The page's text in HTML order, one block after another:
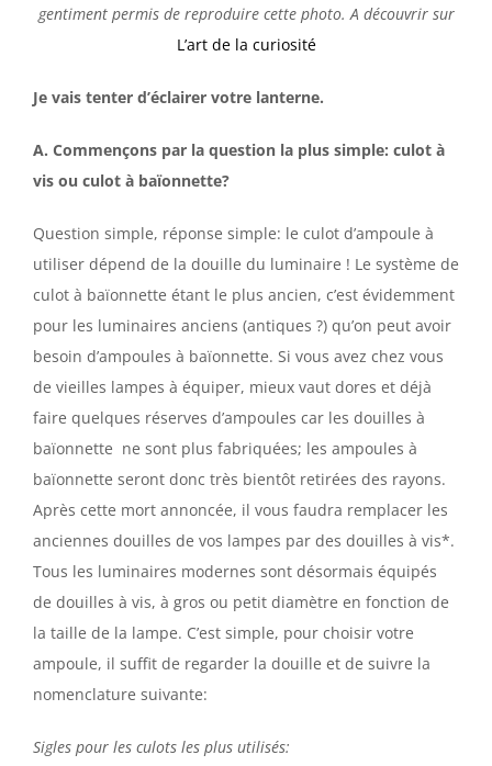
gentiment permis de reproduire cette photo. A découvrir sur
L’art de la curiosité
Je vais tenter d’éclairer votre lanterne.
A. Commençons par la question la plus simple: culot à
vis ou culot à baïonnette?
Question simple, réponse simple: le culot d’ampoule à
utiliser dépend de la douille du luminaire ! Le système de
culot à baïonnette étant le plus ancien, c’est évidemment
pour les luminaires anciens (antiques ?) qu’on peut avoir
besoin d’ampoules à baïonnette. Si vous avez chez vous
de vieilles lampes à équiper, mieux vaut dores et déjà
faire quelques réserves d’ampoules car les douilles à
baïonnette ne sont plus fabriquées; les ampoules à
baïonnette seront donc très bientôt retirées des rayons.
Après cette mort annoncée, il vous faudra remplacer les
anciennes douilles de vos lampes par des douilles à vis*.
Tous les luminaires modernes sont désormais équipés
de douilles à vis, à gros ou petit diamètre en fonction de
la taille de la lampe. C’est simple, pour choisir votre
ampoule, il suffit de regarder la douille et de suivre la
nomenclature suivante:
Sigles pour les culots les plus utilisés: